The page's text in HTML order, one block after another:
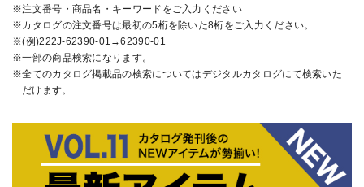
注文番号・商品名・キーワードをご入力ください
カタログの注文番号は最初の5桁を除いた8桁をご入力ください。
(例)222J-62390-01→62390-01
一部の商品検索になります。
全てのカタログ掲載品の検索についてはデジタルカタログにて検索いた
だけます。